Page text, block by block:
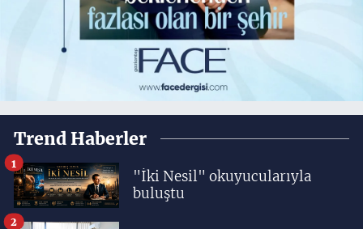
Trend Haberler
"İki Nesil" okuyucularıyla
buluştu
1
2